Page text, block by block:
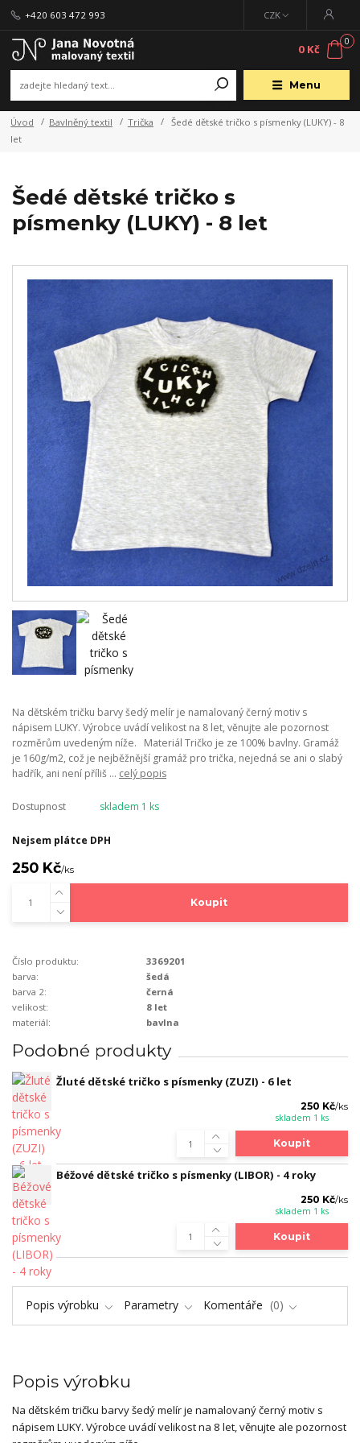
Menu
CZK
+420 603 472 993
0
0 Kč
Úvod Bavlněný textil Trička
Šedé dětské tričko s písmenky (LUKY) - 8
let
Šedé dětské tričko s
písmenky (LUKY) - 8 let
Na dětském tričku barvy šedý melír je namalovaný černý motiv s
nápisem LUKY. Výrobce uvádí velikost na 8 let, věnujte ale pozornost
rozměrům uvedeným níže. Materiál Tričko je ze 100% bavlny. Gramáž
je 160g/m2, což je nejběžnější gramáž pro trička, nejedná se ani o slabý
hadřík, ani není příliš ... celý popis
Dostupnost skladem 1 ks
Nejsem plátce DPH
250 Kč/ks
Koupit
Číslo produktu:
3369201
barva:
šedá
barva 2:
černá
velikost:
8 let
materiál:
bavlna
Podobné produkty
Žluté dětské tričko s písmenky (ZUZI) - 6 let
250 Kč/ks
skladem 1 ks
Koupit
Béžové dětské tričko s písmenky (LIBOR) - 4 roky
250 Kč/ks
skladem 1 ks
Koupit
Popis výrobku Parametry Komentáře 0
Popis výrobku
Na dětském tričku barvy šedý melír je namalovaný černý motiv s
nápisem LUKY. Výrobce uvádí velikost na 8 let, věnujte ale pozornost